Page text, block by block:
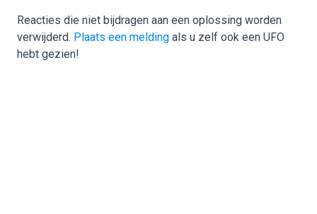
Reacties die niet bijdragen aan een oplossing worden
verwijderd. Plaats een melding als u zelf ook een UFO
hebt gezien!